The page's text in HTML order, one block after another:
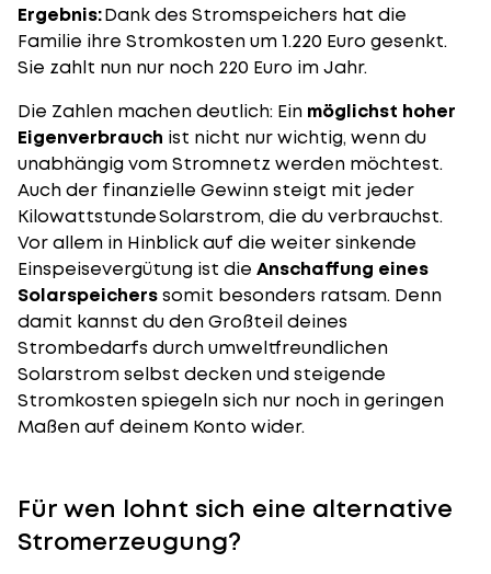
Ergebnis:Dank des Stromspeichers hat die
Familie ihre Stromkosten um 1.220 Euro gesenkt.
Sie zahlt nun nur noch 220 Euro im Jahr.
Die Zahlen machen deutlich: Ein möglichst hoher
Eigenverbrauch ist nicht nur wichtig, wenn du
unabhängig vom Stromnetz werden möchtest.
Auch der finanzielle Gewinn steigt mit jeder
Kilowattstunde Solarstrom, die du verbrauchst.
Vor allem in Hinblick auf die weiter sinkende
Einspeisevergütung ist die Anschaffung eines
Solarspeicherssomit besonders ratsam. Denn
damit kannst du den Großteil deines
Strombedarfs durch umweltfreundlichen
Solarstrom selbst decken und steigende
Stromkosten spiegeln sich nur noch in geringen
Maßen auf deinem Konto wider.
Für wen lohnt sich eine alternative
Stromerzeugung?